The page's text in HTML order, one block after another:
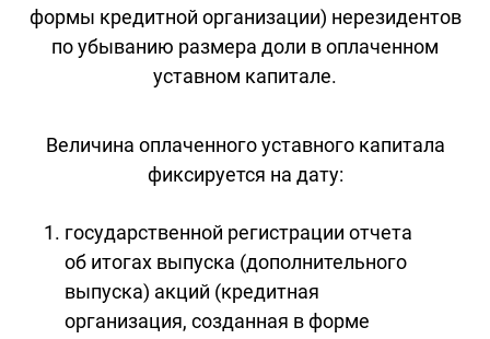
формы кредитной организации) нерезидентов
по убыванию размера доли в оплаченном
уставном капитале.
Величина оплаченного уставного капитала
фиксируется на дату:
государственной регистрации отчета
об итогах выпуска (дополнительного
выпуска) акций (кредитная
организация, созданная в форме